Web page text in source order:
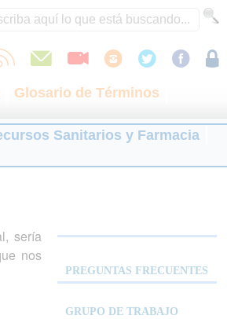
Glosario de Términos
Sanitarios y Farmacia
sería
nos
PREGUNTAS FRECUENTES
GRUPO DE TRABAJO